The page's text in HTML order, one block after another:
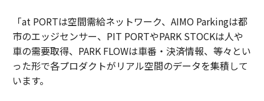
「at PORTは空間需給ネットワーク、AIMO Parkingは都
市のエッジセンサー、PIT PORTやPARK STOCKは人や
車の需要取得、PARK FLOWは車番・決済情報、等々とい
った形で各プロダクトがリアル空間のデータを集積して
います。